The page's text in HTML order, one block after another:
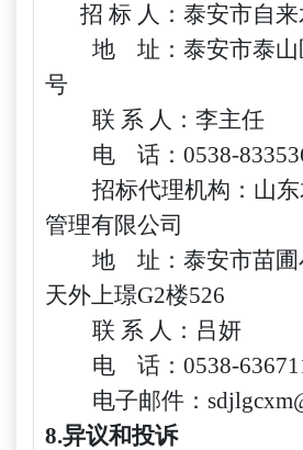
招 标 人： 泰安市自来
地
址：泰安市泰
号
联 系 人： 李主任
电
话： 0538-
招标代理机构： 山
管理有限公司
地
址： 泰安市苗
天外上璟G2楼526
联 系 人： 吕妍
电
话： 0538-
电子邮件：
8.异议和投诉